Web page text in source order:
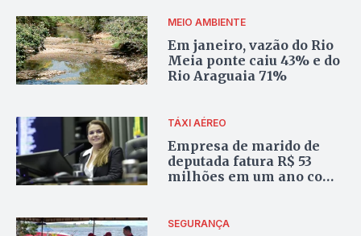
MEIO AMBIENTE
Em janeiro, vazão do Rio
Meia ponte caiu 43% e do
Rio Araguaia 71%
TÁXI AÉREO
Empresa de marido de
deputada fatura R$ 53
milhões em um ano com
SEGURANÇA